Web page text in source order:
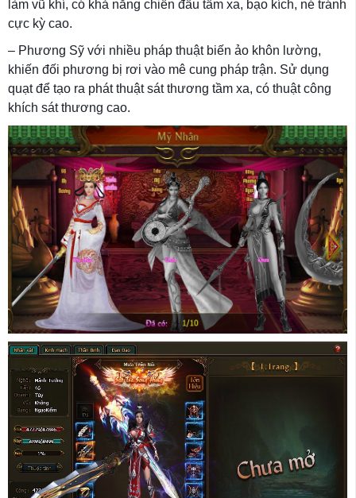
làm vũ khí, có khả năng chiến đấu tầm xa, bạo kích, né tránh
cực kỳ cao.
– Phương Sỹ với nhiều pháp thuật biến ảo khôn lường,
khiến đối phương bị rơi vào mê cung pháp trận. Sử dụng
quạt để tạo ra phát thuật sát thương tầm xa, có thuật công
khích sát thương cao.